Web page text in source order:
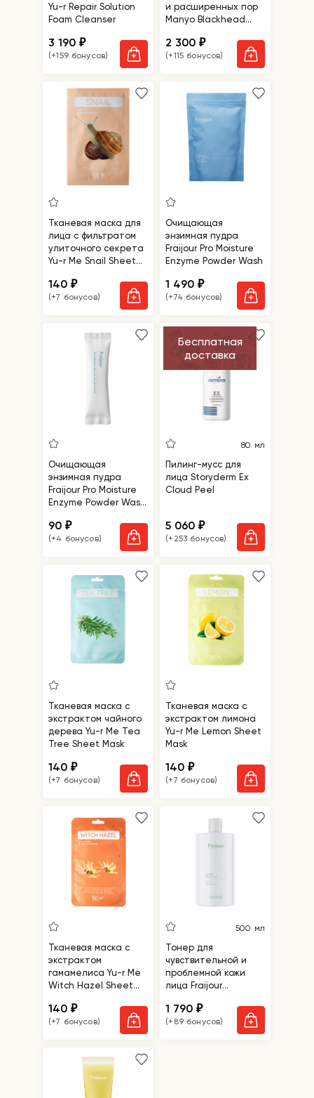
Yu-r Repair Solution
Foam Cleanser
3 190₽
(+159 бонусов)
и расширенных пор
Manyo Blackhead
2 300₽
(+115 бонусов)
Тканевая маска для
лица с фильтратом
улиточного секрета
Yu-r Me Snail Sheet
140₽
(+7 бонусов)
Очищающая
энзимная пудра
Fraijour Pro Moisture
Enzyme Powder Wash
1 490₽
(+74 бонусов)
Очищающая
энзимная пудра
Fraijour Pro Moisture
Enzyme Powder Wash
90₽
(+4 бонусов)
Бесплатная
доставка
80 мл
Пилинг-мусс для
лица Storyderm Ex
Cloud Peel
5 060₽
(+253 бонусов)
Тканевая маска с
экстрактом чайного
дерева Yu-r Me Tea
Tree Sheet Mask
140₽
(+7 бонусов)
Тканевая маска с
экстрактом лимона
Yu-r Me Lemon Sheet
Mask
140₽
(+7 бонусов)
Тканевая маска с
экстрактом
гамамелиса Yu-r Me
Witch Hazel Sheet
140₽
(+7 бонусов)
500 мл
Тонер для
чувствительной и
проблемной кожи
лица Fraijour
Toner
1 790₽
(+89 бонусов)